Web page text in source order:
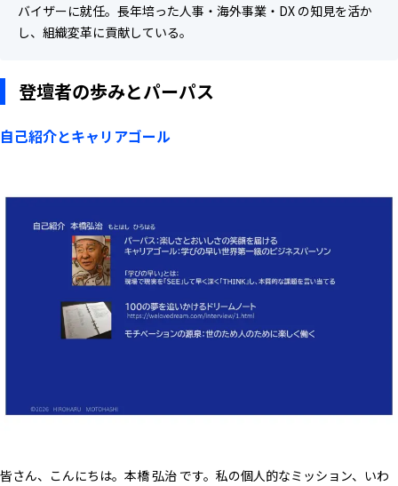
バイザーに就任。長年培った人事・海外事業・DX の知見を活か
し、組織変革に貢献している。
登壇者の歩みとパーパス
自己紹介とキャリアゴール
皆さん、こんにちは。本橋 弘治 です。私の個人的なミッション、いわ